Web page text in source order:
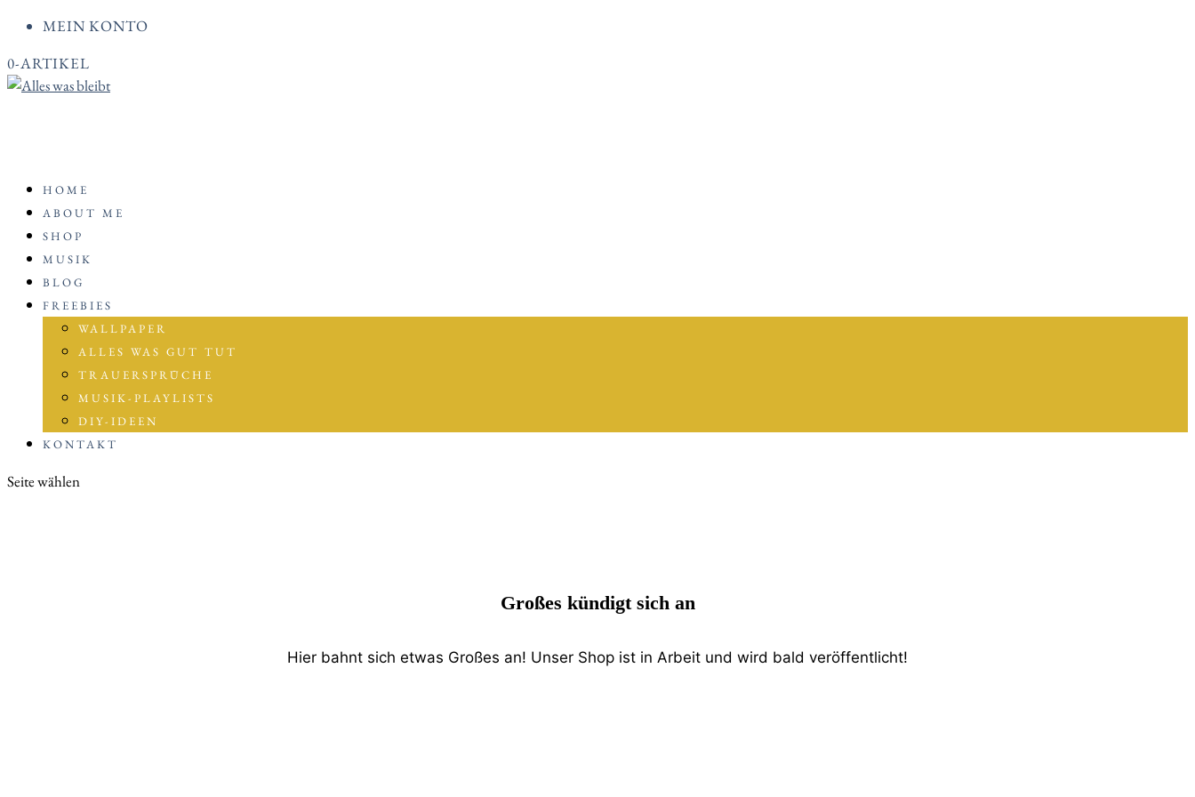
MEIN KONTO
0-ARTIKEL
HOME
ABOUT ME
SHOP
MUSIK
BLOG
FREEBIES
WALLPAPER
ALLES WAS GUT TUT
TRAUERSPRÜCHE
MUSIK-PLAYLISTS
DIY-IDEEN
KONTAKT
Seite wählen
Großes kündigt sich an
Hier bahnt sich etwas Großes an! Unser Shop ist in Arbeit und wird bald veröffentlicht!